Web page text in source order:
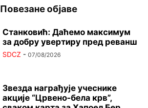
Повезане објаве
Станковић: Даћемо максимум
за добру увертиру пред реванш
SDCZ - 07/08/2026
Звезда награђује учеснике
акције “Црвено-бела крв”,